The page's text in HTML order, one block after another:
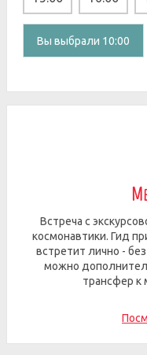
Вы выбрали 10:00
Встреча с
космонавтики. Гид
встретит лично -
можно
трансфер к